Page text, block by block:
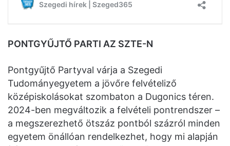
PONTGYŰJTŐ PARTI AZ SZTE-N
Pontgyűjtő Partyval várja a Szegedi
Tudományegyetem a jövőre felvételiző
középiskolásokat szombaton a Dugonics téren.
2024-ben megváltozik a felvételi pontrendszer –
a megszerezhető ötszáz pontból százról minden
egyetem önállóan rendelkezhet, hogy mi alapján